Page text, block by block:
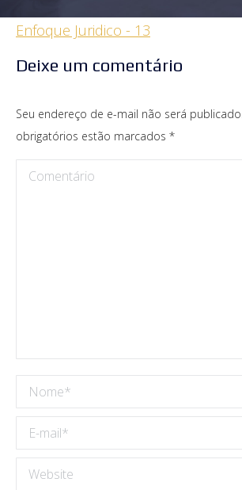
Enfoque Juridico - 13
Deixe um comentário
Seu endereço de e-mail não será
obrigatórios estão marcados *
Comentário
Nome *
E-mail *
Website